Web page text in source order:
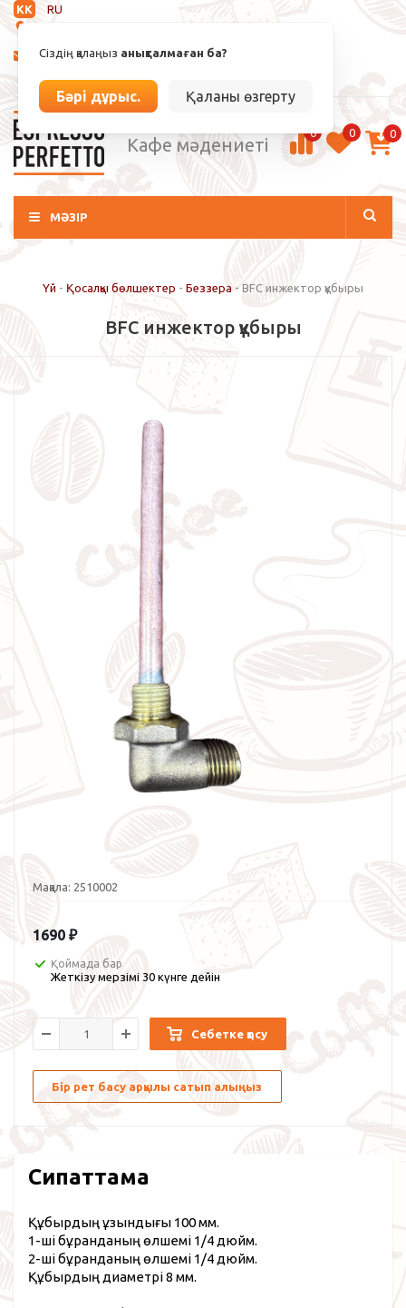
KK
RU
Сіздің қалаңыз анықталмаған ба?
Бәрі дұрыс. Қаланы өзгерту
info@espressoperfetto.kz
Кафе мәдениеті
0 0 0
МӘЗІР
Үй - Қосалқы бөлшектер - Беззера - BFC инжектор құбыры
BFC инжектор құбыры
Мақала: 2510002
1690 ₽
Қоймада бар
Жеткізу мерзімі 30 күнге дейін
Себетке қосу
Бір рет басу арқылы сатып алыңыз
Сипаттама
Құбырдың ұзындығы 100 мм.
1-ші бұранданың өлшемі 1/4 дюйм.
2-ші бұранданың өлшемі 1/4 дюйм.
Құбырдың диаметрі 8 мм.